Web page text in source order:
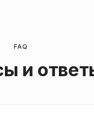
FAQ
и